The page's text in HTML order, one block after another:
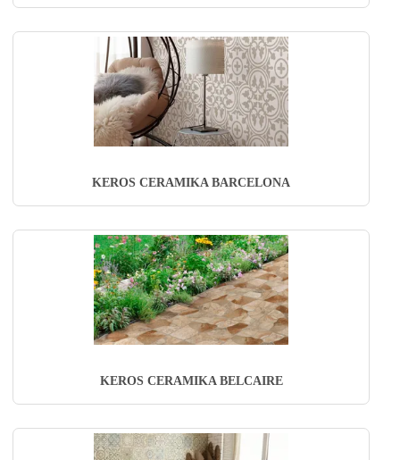
KEROS CERAMIKA BARCELONA
KEROS CERAMIKA BELCAIRE